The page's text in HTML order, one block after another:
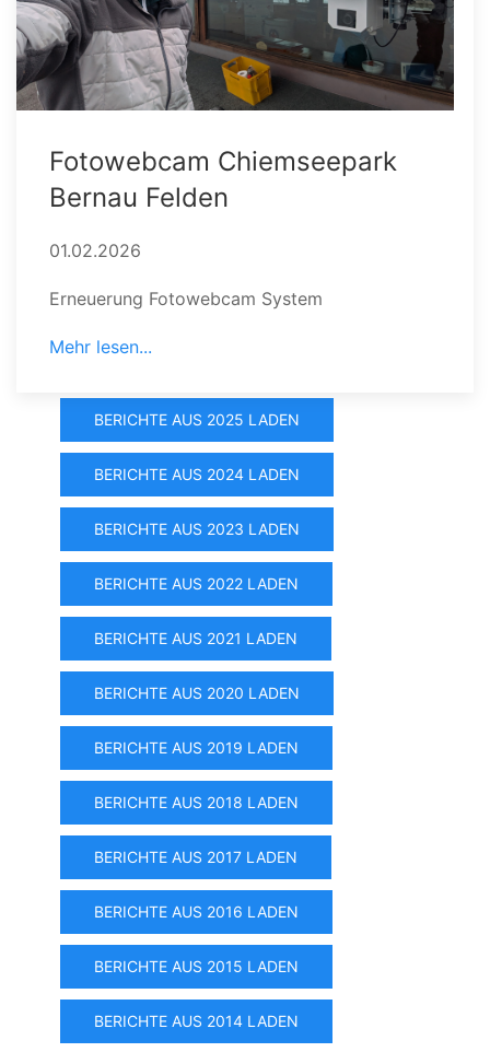
Fotowebcam Chiemseepark
Bernau Felden
01.02.2026
Erneuerung Fotowebcam System
Mehr lesen...
BERICHTE AUS 2025 LADEN
BERICHTE AUS 2024 LADEN
BERICHTE AUS 2023 LADEN
BERICHTE AUS 2022 LADEN
BERICHTE AUS 2021 LADEN
BERICHTE AUS 2020 LADEN
BERICHTE AUS 2019 LADEN
BERICHTE AUS 2018 LADEN
BERICHTE AUS 2017 LADEN
BERICHTE AUS 2016 LADEN
BERICHTE AUS 2015 LADEN
BERICHTE AUS 2014 LADEN